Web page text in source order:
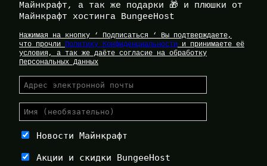
Майнкрафт, а так же подарки 🎁 и плюшки от
Майнкрафт хостинга BungeeHost
Нажимая на кнопку ‘ Подписаться ‘ Вы подтверждаете,
что прочли Политику Конфиденциальности и принимаете её
условия, а так же даёте согласие на обработку
Персональных Данных
Новости Майнкрафт
Акции и скидки BungeeHost